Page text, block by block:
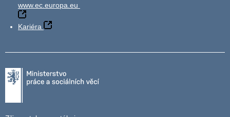
www.ec.europa.eu
Kariéra